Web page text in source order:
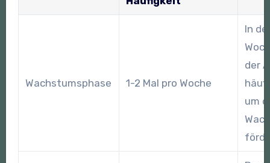
Wachstumsphase 1-2 Mal pro Woche
In
der
um